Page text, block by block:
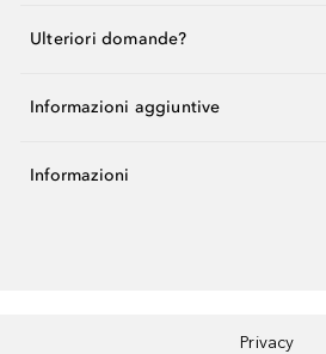
Ulteriori domande?
Informazioni aggiuntive
Informazioni
Privacy